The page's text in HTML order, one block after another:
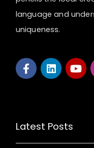
language and
uniqueness.
Latest Posts